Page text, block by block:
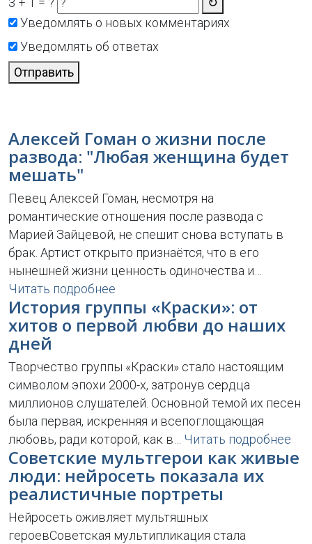
Уведомлять о новых комментариях
Уведомлять об ответах
Отправить
Алексей Гоман о жизни после
развода: "Любая женщина будет
мешать"
Певец Алексей Гоман, несмотря на
романтические отношения после развода с
Марией Зайцевой, не спешит снова вступать в
брак. Артист открыто признаётся, что в его
нынешней жизни ценность одиночества и…
Читать подробнее
История группы «Краски»: от
хитов о первой любви до наших
дней
Творчество группы «Краски» стало настоящим
символом эпохи 2000-х, затронув сердца
миллионов слушателей. Основной темой их песен
была первая, искренняя и всепоглощающая
любовь, ради которой, как в… Читать подробнее
Советские мультгерои как живые
люди: нейросеть показала их
реалистичные портреты
Нейросеть оживляет мультяшных
героевСоветская мультипликация стала